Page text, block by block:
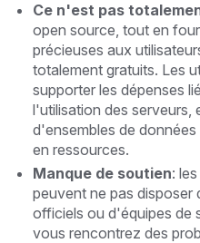
Ce n'est pas
open source, tout en
précieuses aux
totalement gratuits. Les
supporter les dépenses
l'utilisation des serveurs,
d'ensembles de
en ressources.
Manque de soutien:
peuvent ne pas
officiels ou d'équipes de
vous rencontrez des